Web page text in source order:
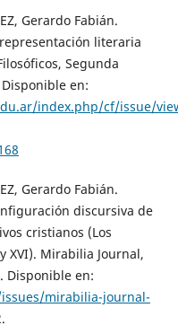
Gerardo Fabián.
literaria
Segunda
Disponible en:
index.php/cf/issue/
Gerardo Fabián.
discursiva de
cristianos (Los
XVI). Mirabilia Journal,
Disponible en:
mirabilia-journal-